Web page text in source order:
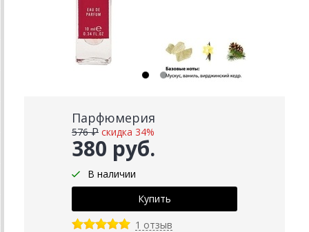
Парфюмерия
380 руб.
576 ₽ скидка 34%
В наличии
1 отзыв